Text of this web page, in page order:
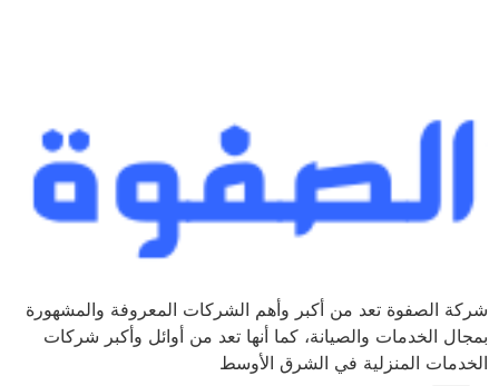
شركة الصفوة تعد من أكبر وأهم الشركات المعروفة والمشهورة
بمجال الخدمات والصيانة، كما أنها تعد من أوائل وأكبر شركات
الخدمات المنزلية في الشرق الأوسط